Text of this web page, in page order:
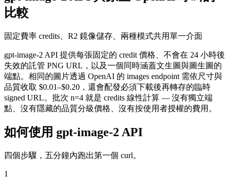
比較
固定費率 credits、R2 鏡像儲存、兩種模式共用單一介面
gpt-image-2 API 提供每張固定的 credit 價格、不會在 24 小時後
失效的託管 PNG URL，以及一個同時涵蓋文生圖與圖生圖的
端點。相同的圖片透過 OpenAI 的 images endpoint 需依尺寸與
品質收取 $0.01–$0.20，還會配發必須下載後再轉存的臨時
signed URL。批次 n=4 就是 credits 線性計算 — 沒有獨立端
點、沒有隱藏的品質分級價格、沒有按使用者授權的費用。
如何使用 gpt-image-2 API
四個步驟，五分鐘內跑出第一個 curl。
1